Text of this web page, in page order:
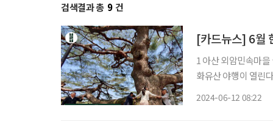
검색결과 총 9 건
[카드뉴스] 6월
1 아산 외암민속마
화유산 야행이 열린다.
2024-06-12 08:22